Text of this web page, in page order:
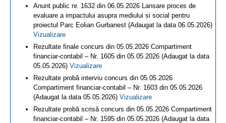
Anunt public nr. 1632 din 06.05.2026 Lansare proces de
evaluare a impactului asupra mediului si social pentru
proiectul Parc Eolian Gurbanest (Adaugat la data 06.05.2026)
Vizualizare
Rezultate finale concurs din 05.05.2026 Compartiment
financiar-contabil – Nr. 1605 din 05.05.2026 (Adaugat la data
05.05.2026) Vizualizare
Rezultate probă interviu concurs din 05.05.2026
Compartiment financiar-contabil – Nr. 1603 din 05.05.2026
(Adaugat la data 05.05.2026) Vizualizare
Rezultate probă scrisă concurs din 05.05.2026 Compartiment
financiar-contabil – Nr. 1595 din 05.05.2026 (Adaugat la data